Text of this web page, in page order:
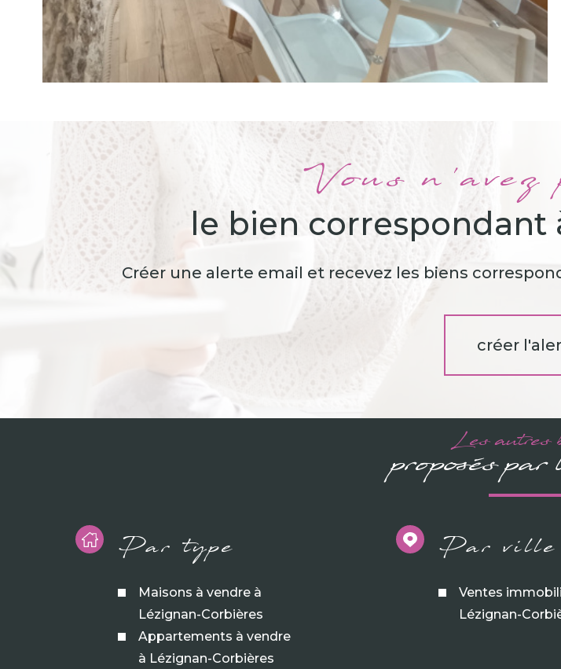
Vous n'avez
le bien correspondant
Créer une alerte email et recevez les biens
créer
Les autres
proposés
Par type
Maisons à vendre à
Lézignan-Corbières
Appartements à vendre
à Lézignan-Corbières
Par ville
Ventes
Lézignan-